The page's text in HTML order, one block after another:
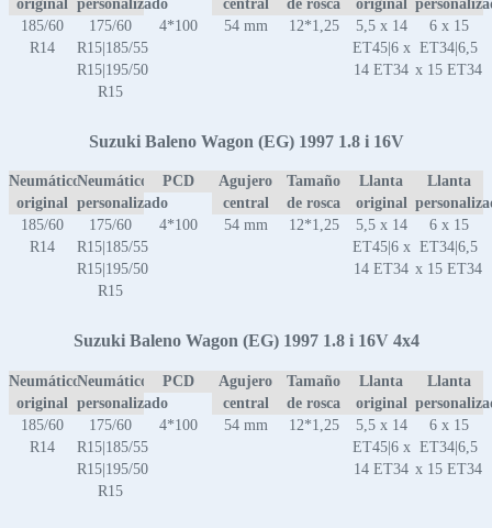
original personalizado central de rosca original
185/60
R14
175/60
R15|185/55
R15|195/50
R15
4*100 54 mm 12*1,25
5,5 x 14
ET45|6 x
14 ET34
6 x 15
ET34|6,5
x 15 ET34
Suzuki Baleno Wagon (EG) 1997 1.8 i 16V
Neumático
original
Neumático
personalizado
PCD
Agujero
central
Tamaño
de rosca
Llanta
original
Llanta
185/60
R14
175/60
R15|185/55
R15|195/50
R15
4*100 54 mm 12*1,25
5,5 x 14
ET45|6 x
14 ET34
6 x 15
ET34|6,5
x 15 ET34
Suzuki Baleno Wagon (EG) 1997 1.8 i 16V 4x4
Neumático
original
Neumático
personalizado
PCD
Agujero
central
Tamaño
de rosca
Llanta
original
Llanta
185/60
R14
175/60
R15|185/55
R15|195/50
R15
4*100 54 mm 12*1,25
5,5 x 14
ET45|6 x
14 ET34
6 x 15
ET34|6,5
x 15 ET34